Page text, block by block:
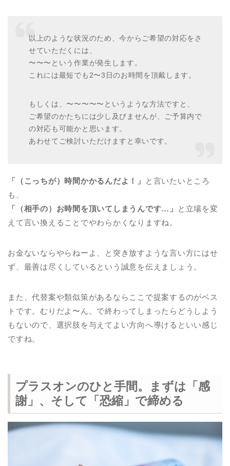
以上のような状況のため、今からご希望の対応をさ
せていただくには、
〜〜〜という作業が発生します。
これには最短でも2〜3日のお時間を頂戴します。
もしくは、〜〜〜〜〜というような方法ですと、
ご希望のかたちには少し及びませんが、ご予算内で
の対応も可能かと思います。
あわせてご検討いただけますと幸いです。
「（こっちが）時間かかるんだよ！」
と言いたいところ
も、
「（相手の）お時間を頂いてしまうんです…」
と立場を変
えて言い換えることでやわらかくなりますね。
お金ないならやらねーよ、と突き放すような言い方にはせ
ず、最善は尽くしているという誠意を伝えましょう。
また、代替案や類似策があるならここで提案するのがベス
トです。むりだよ〜ん。で終わってしまったらどうしよう
もないので、選択肢を与えてよい方向へ導けるといい感じ
ですね。
プラスオンのひと手間。まずは「感
謝」、そして「恐縮」で締める